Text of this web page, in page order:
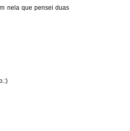
nela que pensei duas